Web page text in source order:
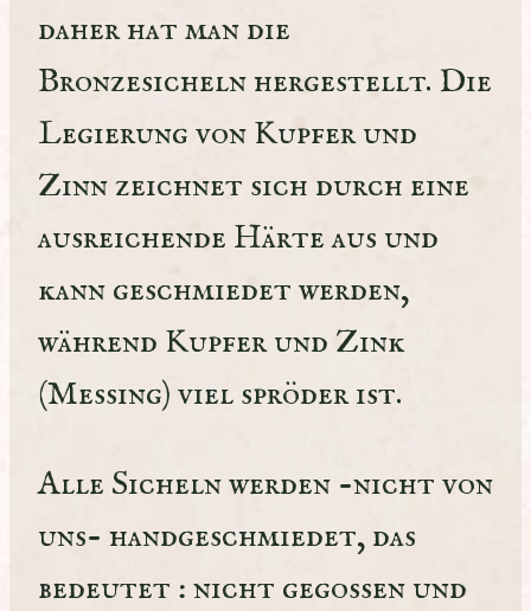
daher hat man die
Bronzesicheln hergestellt. Die
Legierung von Kupfer und
Zinn zeichnet sich durch eine
ausreichende Härte aus und
kann geschmiedet werden,
während Kupfer und Zink
(Messing) viel spröder ist.
Alle Sicheln werden -nicht von
uns- handgeschmiedet, das
bedeutet : nicht gegossen und